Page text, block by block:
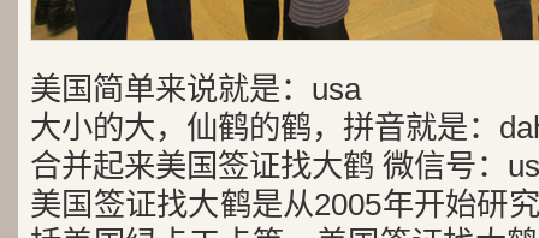
美国简单来说就是：usa
大小的大，仙鹤的鹤，拼音就是：
合并起来美国签证找大鹤 微信号：
美国签证找大鹤是从2005年开始研